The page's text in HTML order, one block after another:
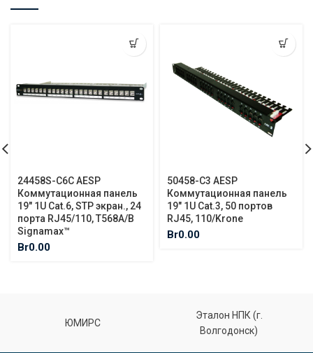
24458S-C6C AESP
Коммутационная панель
19″ 1U Cat.6, STP экран., 24
порта RJ45/110, T568A/B
Signamax™
Br0.00
50458-C3 AESP
Коммутационная панель
19″ 1U Cat.3, 50 портов
RJ45, 110/Krone
Br0.00
ЮМИРС
Эталон НПК (г.
Волгодонск)